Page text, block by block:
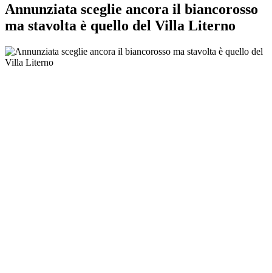
Annunziata sceglie ancora il biancorosso
ma stavolta è quello del Villa Literno